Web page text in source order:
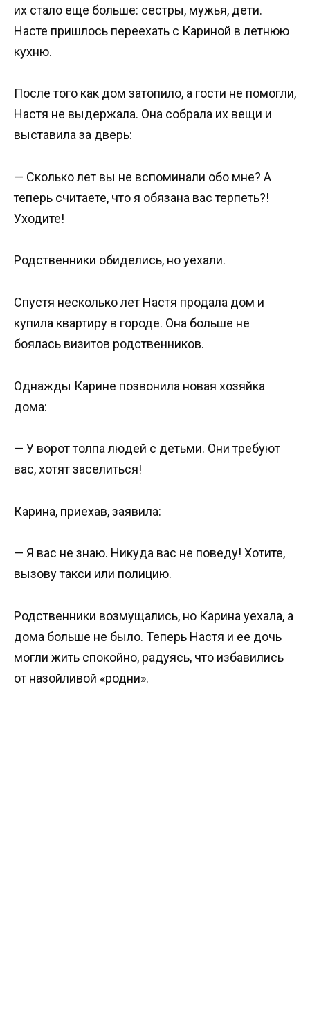
их стало еще больше: сестры, мужья, дети.
Насте пришлось переехать с Кариной в летнюю
кухню.
После того как дом затопило, а гости не помогли,
Настя не выдержала. Она собрала их вещи и
выставила за дверь:
— Сколько лет вы не вспоминали обо мне? А
теперь считаете, что я обязана вас терпеть?!
Уходите!
Родственники обиделись, но уехали.
Спустя несколько лет Настя продала дом и
купила квартиру в городе. Она больше не
боялась визитов родственников.
Однажды Карине позвонила новая хозяйка
дома:
— У ворот толпа людей с детьми. Они требуют
вас, хотят заселиться!
Карина, приехав, заявила:
— Я вас не знаю. Никуда вас не поведу! Хотите,
вызову такси или полицию.
Родственники возмущались, но Карина уехала, а
дома больше не было. Теперь Настя и ее дочь
могли жить спокойно, радуясь, что избавились
от назойливой «родни».